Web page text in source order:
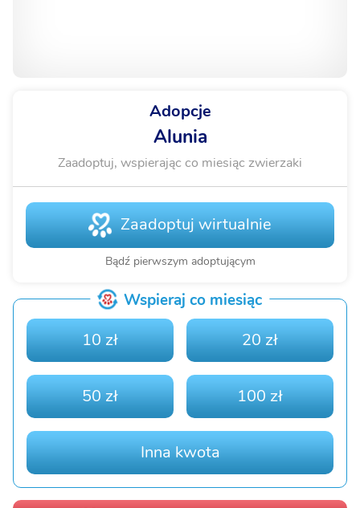
Adopcje
Alunia
Zaadoptuj, wspierając co miesiąc zwierzaki
Zaadoptuj wirtualnie
Bądź pierwszym adoptującym
Wspieraj co miesiąc
10 zł 20 zł
50 zł 100 zł
Inna kwota